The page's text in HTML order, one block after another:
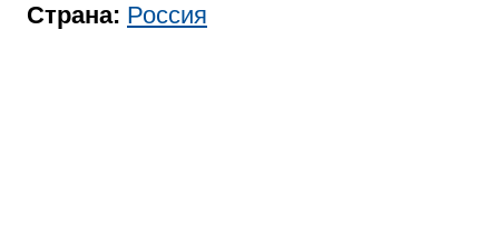
Страна: Россия